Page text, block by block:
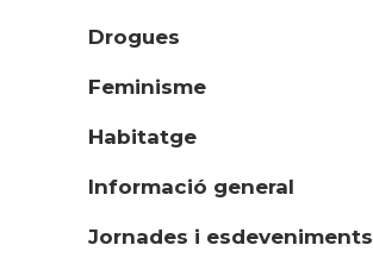
Drogues
Feminisme
Habitatge
Informació general
Jornades i esdeveniments